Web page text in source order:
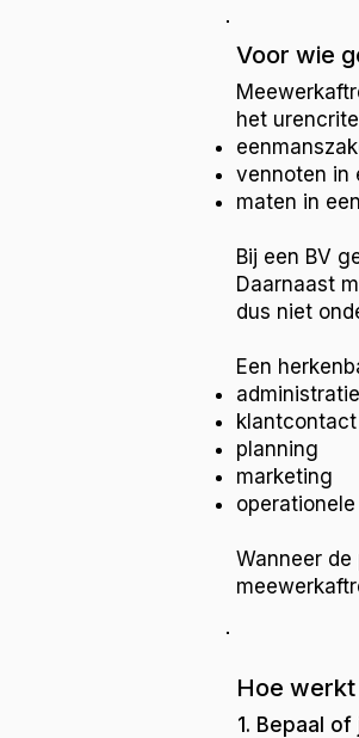
Voor wie
het
vennoten in
maten in
Bij een BV
Daarnaast
dus niet
Een
administratie
klantcontact
planning
marketing
Wanneer
Hoe
1. Bepaal